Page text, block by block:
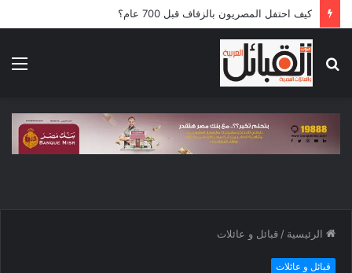
كيف احتفل المصريون بالزفاف قبل 700 عام؟
عن
الرئيسية / قبائل و عائلات
قبائل و عائلات